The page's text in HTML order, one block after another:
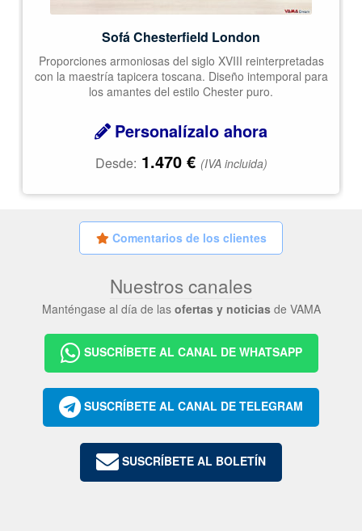
Sofá Chesterfield London
Proporciones armoniosas del siglo XVIII reinterpretadas
con la maestría tapicera toscana. Diseño intemporal para
los amantes del estilo Chester puro.
Personalízalo ahora
Desde: 1.470 € (IVA incluida)
Comentarios de los clientes
Nuestros canales
Manténgase al día de las ofertas y noticiasde VAMA
SUSCRÍBETE AL CANAL DE WHATSAPP
SUSCRÍBETE AL CANAL DE TELEGRAM
SUSCRÍBETE AL BOLETÍN